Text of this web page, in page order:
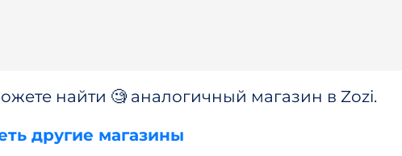
найти 🧐 аналогичный магазин в Zozi.
другие магазины